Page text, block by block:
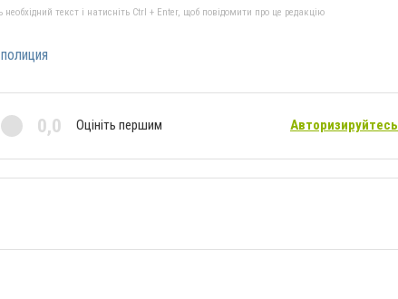
текст і натисніть Ctrl + Enter, щоб повідомити про це редакцію
0,0 Оцініть першим Авторизируйтесь